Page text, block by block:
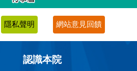
隱私聲明 網站意見回饋
認識本院